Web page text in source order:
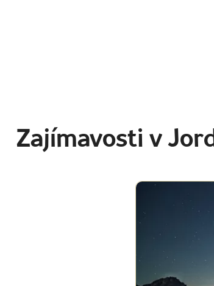
Zajímavosti v